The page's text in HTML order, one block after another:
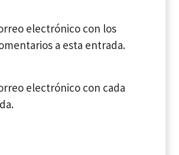
electrónico con los
a esta entrada.
electrónico con cada